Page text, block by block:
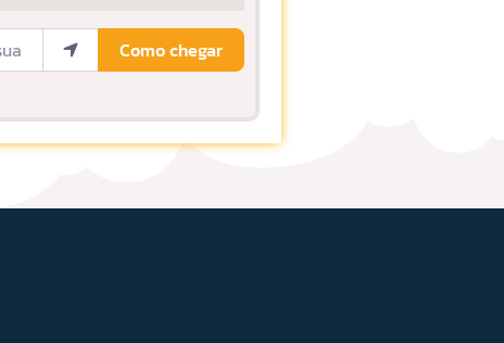
Como chegar